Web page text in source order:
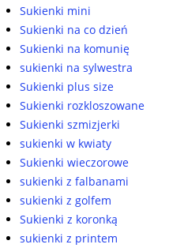
Sukienki mini
Sukienki na co dzień
Sukienki na komunię
sukienki na sylwestra
Sukienki plus size
Sukienki rozkloszowane
Sukienki szmizjerki
sukienki w kwiaty
Sukienki wieczorowe
sukienki z falbanami
sukienki z golfem
Sukienki z koronką
sukienki z printem